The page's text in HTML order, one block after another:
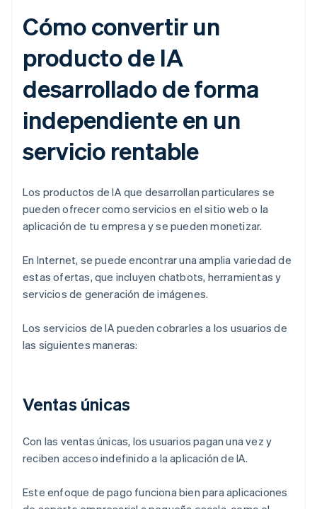
Cómo convertir un
producto de IA
desarrollado de forma
independiente en un
servicio rentable
Los productos de IA que desarrollan particulares se
pueden ofrecer como servicios en el sitio web o la
aplicación de tu empresa y se pueden monetizar.
En Internet, se puede encontrar una amplia variedad de
estas ofertas, que incluyen chatbots, herramientas y
servicios de generación de imágenes.
Los servicios de IA pueden cobrarles a los usuarios de
las siguientes maneras:
Ventas únicas
Con las ventas únicas, los usuarios pagan una vez y
reciben acceso indefinido a la aplicación de IA.
Este enfoque de pago funciona bien para aplicaciones